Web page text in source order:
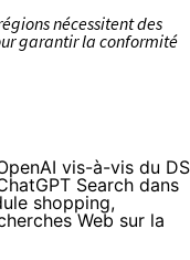
nécessitent des
garantir la conformité
vis-à-vis du
Search dans
shopping,
Web sur la